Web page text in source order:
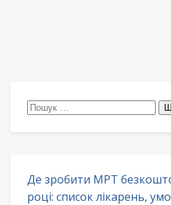
Пошук:
Де зробити МРТ
році: список лікарень,